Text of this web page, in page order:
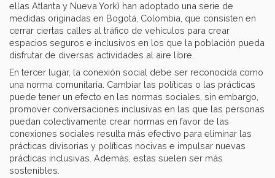
ellas Atlanta y Nueva York) han adoptado una serie de
medidas originadas en Bogotá, Colombia, que consisten en
cerrar ciertas calles al tráfico de vehículos para crear
espacios seguros e inclusivos en los que la población pueda
disfrutar de diversas actividades al aire libre.
En tercer lugar, la conexión social debe ser reconocida como
una norma comunitaria. Cambiar las políticas o las prácticas
puede tener un efecto en las normas sociales, sin embargo,
promover conversaciones inclusivas en las que las personas
puedan colectivamente crear normas en favor de las
conexiones sociales resulta más efectivo para eliminar las
prácticas divisorias y políticas nocivas e impulsar nuevas
prácticas inclusivas. Además, estas suelen ser más
sostenibles.